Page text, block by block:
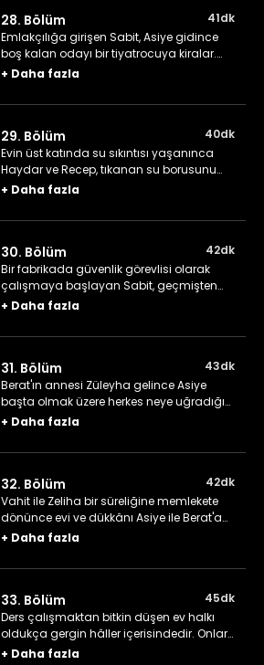
28. Bölüm
41dk
Emlakçılığa girişen Sabit, Asiye gidince
boş kalan odayı bir tiyatrocuya kiralar.
Mantıcıdaki işlere yardımcı olan Cansu
+ Daha fazla
29. Bölüm
40dk
Evin üst katında su sıkıntısı yaşanınca
Haydar ve Recep, tıkanan su borusunu
tamir etmeye çalışırlar ama yarardan
+ Daha fazla
30. Bölüm
42dk
Bir fabrikada güvenlik görevlisi olarak
çalışmaya başlayan Sabit, geçmişten
tanıdık bir yüzle karşılaşır. Zeliha ile Vahit,
bakarlar.
+ Daha fazla
31. Bölüm
43dk
Berat'ın annesi Züleyha gelince Asiye
başta olmak üzere herkes neye uğradığını
şaşırır. Ayten ile Rüya, kira için kenara
Armağan çok kızar.
+ Daha fazla
32. Bölüm
42dk
Vahit ile Zeliha bir süreliğine memlekete
dönünce evi ve dükkânı Asiye ile Berat'a
emanet eder. İnternette tıkladığı bir site
geçirilir.
+ Daha fazla
33. Bölüm
45dk
Ders çalışmaktan bitkin düşen ev halkı
oldukça gergin hâller içerisindedir. Onlar
için endişelenen Zeliha, herkesi toplayıp
+ Daha fazla